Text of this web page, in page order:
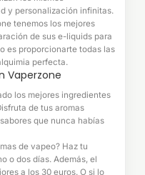
y personalización infinitas.
tenemos los mejores
de sus e-liquids para
es proporcionarte todas las
perfecta.
Vaperzone
los mejores ingredientes
de tus aromas
que nunca habías
de vapeo? Haz tu
o dos días. Además, el
a los 30 euros. O si lo